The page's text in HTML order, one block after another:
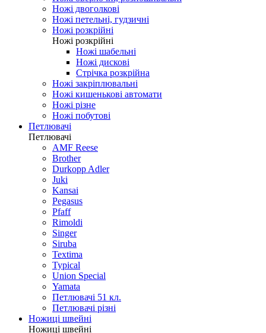
Ножі двоголкові
Ножі петельні, гудзичні
Ножі розкрійні
Ножі розкрійні
Ножі шабельні
Ножі дискові
Стрічка розкрійна
Ножі закріплювальні
Ножі кишенькові автомати
Ножі різне
Ножі побутові
Петлювачі
Петлювачі
AMF Reese
Brother
Durkopp Adler
Juki
Kansai
Pegasus
Pfaff
Rimoldi
Singer
Siruba
Textima
Typical
Union Special
Yamata
Петлювачі 51 кл.
Петлювачі різні
Ножиці швейні
Ножиці швейні